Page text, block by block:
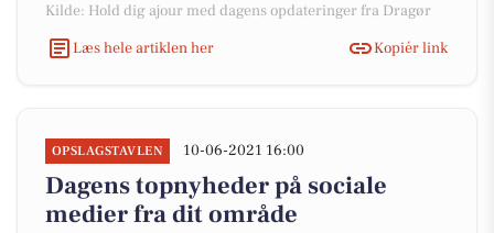
Kilde: Hold dig ajour med dagens opdateringer fra Dragør
Læs hele artiklen her
Kopiér link
OPSLAGSTAVLEN 10-06-2021 16:00
Dagens topnyheder på sociale
medier fra dit område